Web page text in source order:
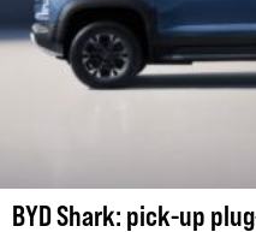
BYD Shark: pick-up